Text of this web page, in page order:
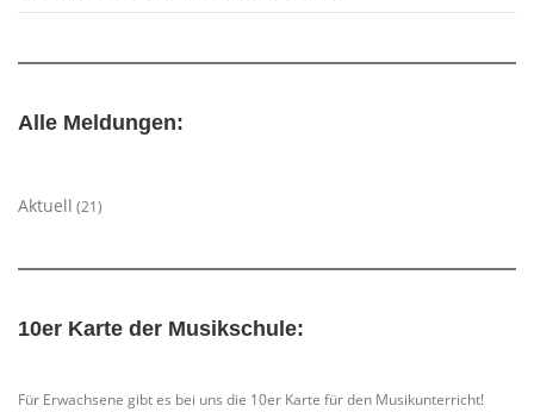
Alle Meldungen:
Aktuell (21)
10er Karte der Musikschule:
Für Erwachsene gibt es bei uns die 10er Karte für den Musikunterricht!